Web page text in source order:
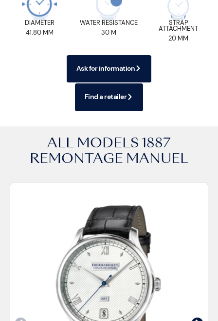
DIAMETER
41.80 MM
WATER RESISTANCE
30 M
STRAP
ATTACHMENT
20 MM
Ask for information
Find a retailer
ALL MODELS 1887
REMONTAGE MANUEL